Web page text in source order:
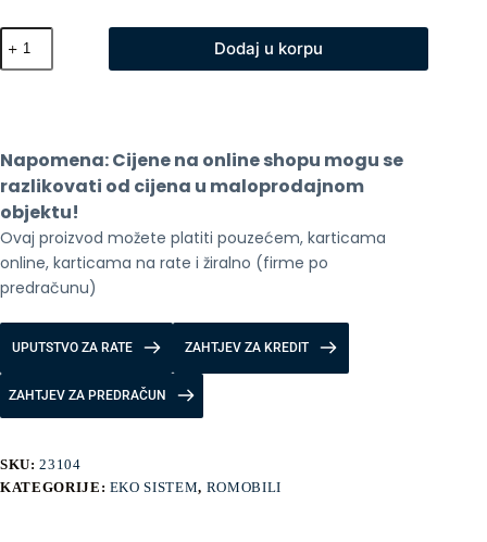
Xiaomi
Mi
Elektricni
Dodaj u korpu
Napomena: Cijene na online shopu mogu se
razlikovati od cijena u maloprodajnom
objektu!
Ovaj proizvod možete platiti pouzećem, karticama
online, karticama na rate i žiralno (firme po
predračunu)
UPUTSTVO ZA RATE ZAHTJEV ZA KREDIT
ZAHTJEV ZA PREDRAČUN
SKU:23104
KATEGORIJE: EKO SISTEM, ROMOBILI